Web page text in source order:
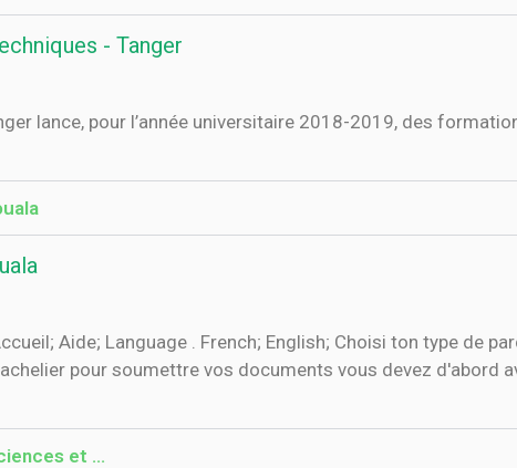
- Tanger
lance, pour l’année universitaire 2018-2019, des
Aide; Language . French; English; Choisi ton type de
pour soumettre vos documents vous devez d'abord
et …